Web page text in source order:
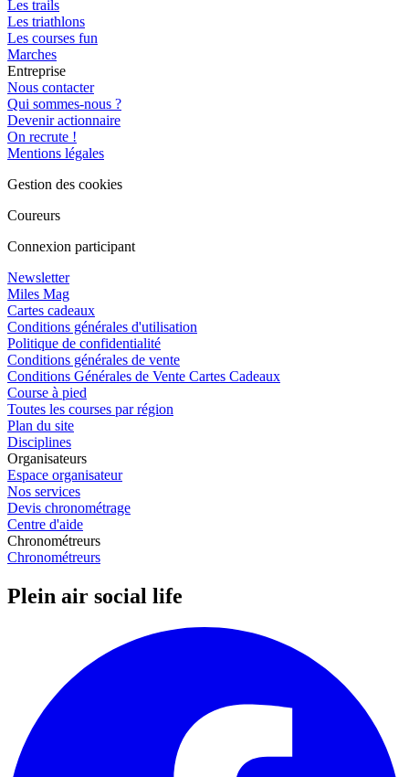
Les trails
Les triathlons
Les courses fun
Marches
Entreprise
Nous contacter
Qui sommes-nous ?
Devenir actionnaire
On recrute !
Mentions légales
Gestion des cookies
Coureurs
Connexion participant
Newsletter
Miles Mag
Cartes cadeaux
Conditions générales d'utilisation
Politique de confidentialité
Conditions générales de vente
Conditions Générales de Vente Cartes Cadeaux
Course à pied
Toutes les courses par région
Plan du site
Disciplines
Organisateurs
Espace organisateur
Nos services
Devis chronométrage
Centre d'aide
Chronométreurs
Chronométreurs
Plein air social life